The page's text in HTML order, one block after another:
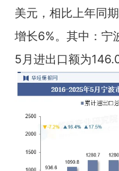
美元，相比上年同
增长6%。其中：宁
5月进出口额为